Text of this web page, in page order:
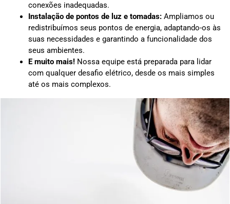
conexões inadequadas.
Instalação de pontos de luz e tomadas: Ampliamos ou
redistribuímos seus pontos de energia, adaptando-os às
suas necessidades e garantindo a funcionalidade dos
seus ambientes.
E muito mais! Nossa equipe está preparada para lidar
com qualquer desafio elétrico, desde os mais simples
até os mais complexos.